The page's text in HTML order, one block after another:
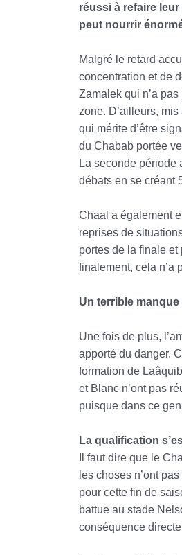
réussi à refaire
peut nourrir
Malgré le retard
concentration et de
Zamalek qui n’a
zone. D’ailleurs,
qui mérite d’être
du Chabab portée
La seconde période
débats en se créant
Chaal a également
reprises de
portes de la finale
finalement, cela n’a
Un terrible manque
Une fois de plus,
apporté du danger.
formation de
et Blanc n’ont pas
puisque dans ce
La qualification
Il faut dire que le
les choses n’ont
pour cette fin de
battue au stade
conséquence